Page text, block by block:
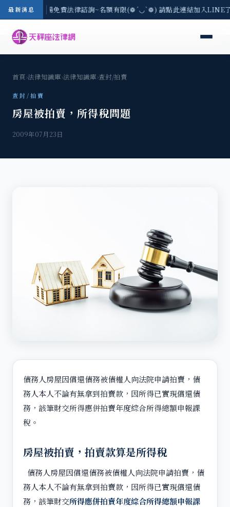
最新消息
-8/3(一) 現場免費法律諮詢~名額有限(❁´◡`❁) 請點此連結加入
首頁›法律知識庫›法律知識庫›查封/拍賣
查封/拍賣
房屋被拍賣，所得稅問題
2009年07月23日
債務人房屋因償還債務被債權人向法院申請拍賣，債
務人本人不論有無拿到拍賣款，因所得已實現償還債
務，該筆財交所得應併拍賣年度綜合所得總額申報課
稅。
房屋被拍賣，拍賣款算是所得稅
債務人房屋因償還債務被債權人向法院申請拍賣，債
務人本人不論有無拿到拍賣款，因所得已實現償還債
務，該筆財交所得應併拍賣年度綜合所得總額申報課